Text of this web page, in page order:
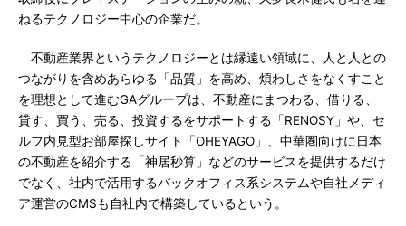
ねるテクノロジー中心の企業だ。
不動産業界というテクノロジーとは縁遠い領域に、人と人との
つながりを含めあらゆる「品質」を高め、煩わしさをなくすこと
を理想として進むGAグループは、不動産にまつわる、借りる、
貸す、買う、売る、投資するをサポートする「RENOSY」や、セ
ルフ内見型お部屋探しサイト「OHEYAGO」、中華圏向けに日本
の不動産を紹介する「神居秒算」などのサービスを提供するだけ
でなく、社内で活用するバックオフィス系システムや自社メディ
ア運営のCMSも自社内で構築しているという。